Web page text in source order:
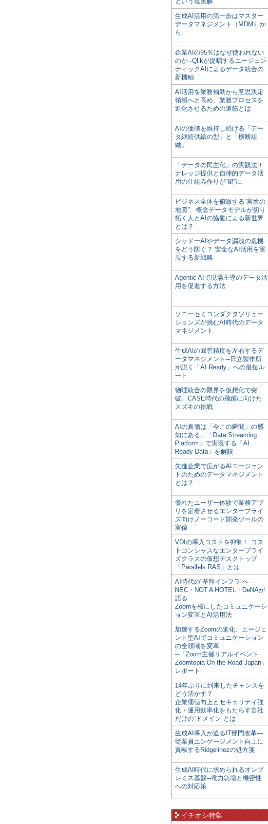
生成AI活用の第一歩はマスター
データマネジメント（MDM）か
ら
企業AIの95％はなぜ使われない
のか─Qlikが提唱するエージェン
ティックAIによるデータ統合の
新機軸
AI活用を業務補助から意思決定
領域へと高め、業務プロセスを
進化させるための道筋とは
AIの価値を維持し続ける「デー
タ継続供給の型」と「横断組
織」
「データの民主化」の実践法！
ナレッジ提供と自律的データ活
用の仕組み作りが“鍵”に
ビジネス全体を俯瞰する“言葉の
地図”、概念データモデルが切り
拓く人とAIの協働による新世界
とは？
シャドーAIやデータ漏洩の危機
をどう防ぐ？ 安全なAI活用を実
現する新戦略
Agentic AIで現場主導のデータ活
用を促進する方法
ソニーセミコンダクタソリュー
ションズが挑むAI時代のデータ
マネジメント
生成AIの回答精度を左右するデ
ータマネジメント─日立製作所
が説く「AI Ready」への最短ル
ート
物理統合の限界を仮想化で突
破。CASE時代の飛躍に向けた
スズキの挑戦
AIの真価は「今この瞬間」の感
知にある。「Data Streaming
Platform」で実現する「AI
Ready Data」を解説
先進企業で広がるAIエージェン
トのためのデータマネジメント
とは？
優れたユーザー体験で業務アプ
リを定着させるエンタープライ
ズ向けノーコード開発ツールの
実像
VDIの導入コストを抑制！ コス
トコンシャスなエンタープライ
ズクラスの仮想デスクトップ
「Parallels RAS」とは
AI時代の“基幹インフラ”へ──
NEC・NOT A HOTEL・DeNAが
語る
Zoomを核にしたコミュニケーシ
ョン変革とAI活用法
加速するZoomの進化、エージェ
ント型AIでコミュニケーション
の全領域を変革
─「Zoom主催リアルイベント
Zoomtopia On the Road Japan」
レポート
14年ぶりに到来したチャンスを
どう活かす？
企業価値向上とセキュリティ強
化・運用効率化をもたらす自社
だけの“ドメイン”とは
生成AI導入が迫るIT部門改革―
従業員エンゲージメント向上に
貢献するRidgelinezの処方箋
生成AI時代に求められるオンプ
レミス基盤─電力急増と機密性
への対応策
イチオシ特集